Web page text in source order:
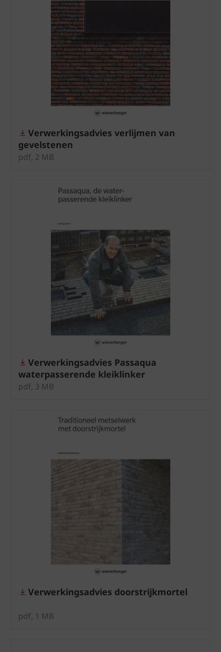
Verwerkingsadvies verlijmen van
gevelstenen
pdf, 2 MB
Verwerkingsadvies Passaqua
waterpasserende kleiklinker
pdf, 3 MB
Verwerkingsadvies doorstrijkmortel
pdf, 1 MB